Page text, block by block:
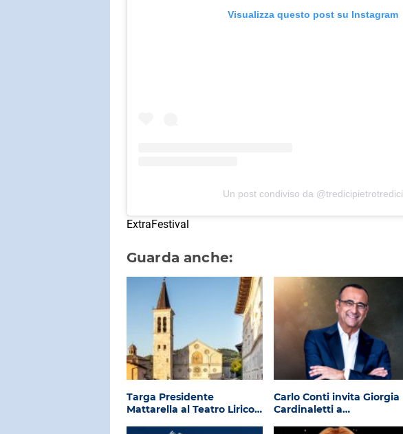
Visualizza questo post su Instagram
Un post condiviso da @tredicipietrotredici
ExtraFestival
Guarda anche:
Targa Presidente
Mattarella al Teatro Lirico…
Carlo Conti invita Giorgia
Cardinaletti a…